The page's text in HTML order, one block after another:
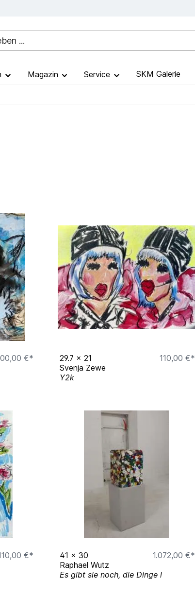
Magazin Service SKM Galerie
€*
29.7 x 21
110,00 €*
Svenja Zewe
Y2k
€*
41 x 30
1.072,00 €*
Raphael Wutz
Es gibt sie noch, die Dinge l